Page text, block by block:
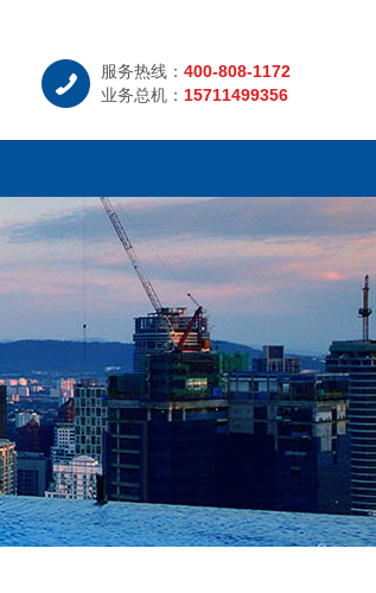
服务热线： 400-808-1172
业务总机： 15711499356